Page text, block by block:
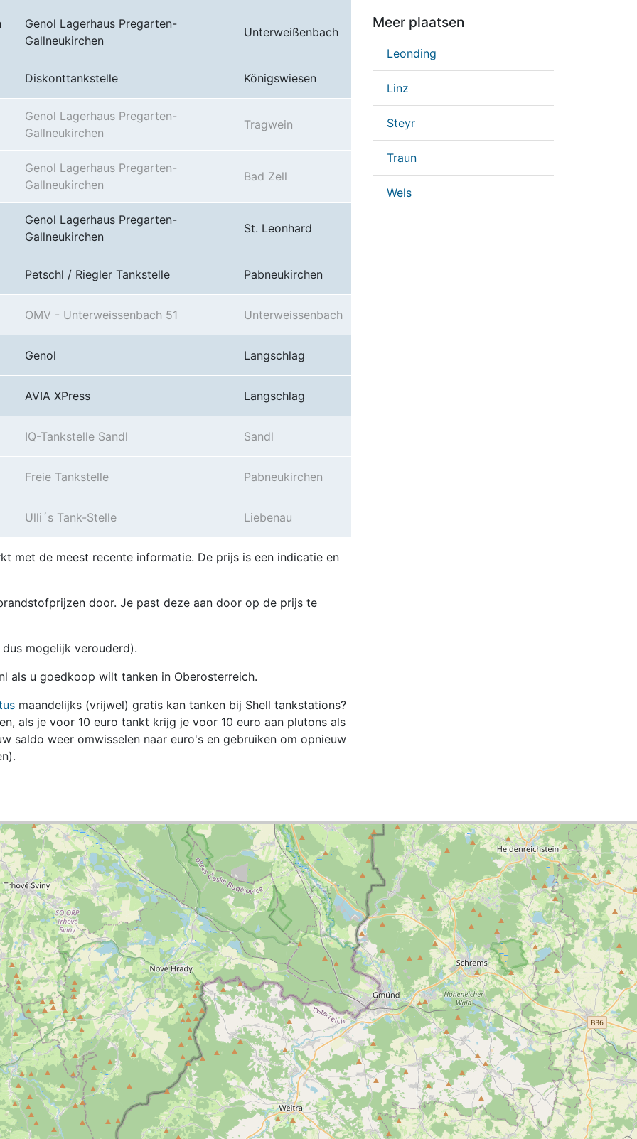
Genol Lagerhaus Pregarten-
Gallneukirchen
Unterweißenbach
Diskonttankstelle Königswiesen
Genol Lagerhaus Pregarten-
Gallneukirchen
Tragwein
Genol Lagerhaus Pregarten-
Gallneukirchen
Bad Zell
Genol Lagerhaus Pregarten-
Gallneukirchen
St. Leonhard
Petschl / Riegler Tankstelle Pabneukirchen
OMV - Unterweissenbach 51 Unterweissenbach
Genol Langschlag
AVIA XPress Langschlag
IQ-Tankstelle Sandl Sandl
Freie Tankstelle Pabneukirchen
Ulli´s Tank-Stelle Liebenau
met de meest recente informatie. De prijs is een indicatie en
door. Je past deze aan door op de prijs te
mogelijk verouderd).
als u goedkoop wilt tanken in Oberosterreich.
maandelijks (vrijwel) gratis kan tanken bij Shell tankstations?
als je voor 10 euro tankt krijg je voor 10 euro aan plutons als
saldo weer omwisselen naar euro's en gebruiken om opnieuw
Meer plaatsen
Leonding
Linz
Steyr
Traun
Wels